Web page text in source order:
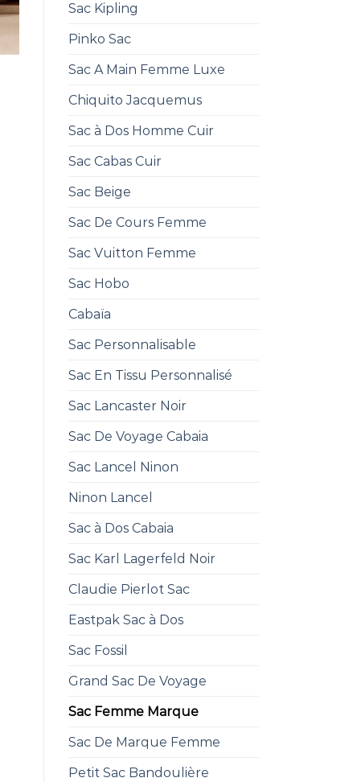
Sac Kipling
Pinko Sac
Sac A Main Femme Luxe
Chiquito Jacquemus
Sac à Dos Homme Cuir
Sac Cabas Cuir
Sac Beige
Sac De Cours Femme
Sac Vuitton Femme
Sac Hobo
Cabaïa
Sac Personnalisable
Sac En Tissu Personnalisé
Sac Lancaster Noir
Sac De Voyage Cabaia
Sac Lancel Ninon
Ninon Lancel
Sac à Dos Cabaia
Sac Karl Lagerfeld Noir
Claudie Pierlot Sac
Eastpak Sac à Dos
Sac Fossil
Grand Sac De Voyage
Sac Femme Marque
Sac De Marque Femme
Petit Sac Bandoulière